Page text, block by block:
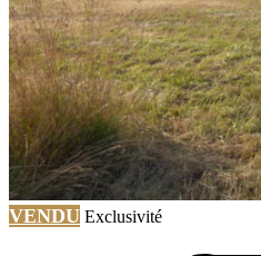
VENDU Exclusivité